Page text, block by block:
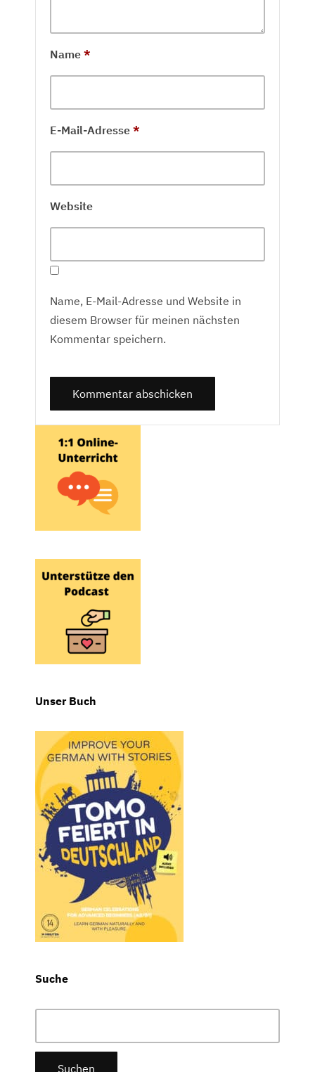
Name *
E-Mail-Adresse *
Website
Name, E-Mail-Adresse und Website in
diesem Browser für meinen nächsten
Kommentar speichern.
Unser Buch
Suche